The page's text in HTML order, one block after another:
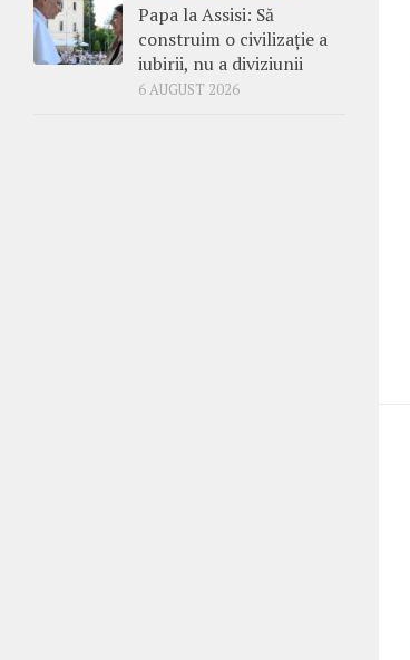
Papa la Assisi: Să
construim o civilizație a
iubirii, nu a diviziunii
6 AUGUST 2026